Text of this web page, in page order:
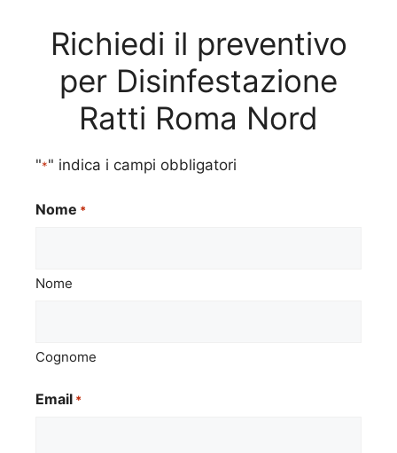
Richiedi il preventivo
per Disinfestazione
Ratti Roma Nord
"*" indica i campi obbligatori
Nome *
Nome
Cognome
Email *